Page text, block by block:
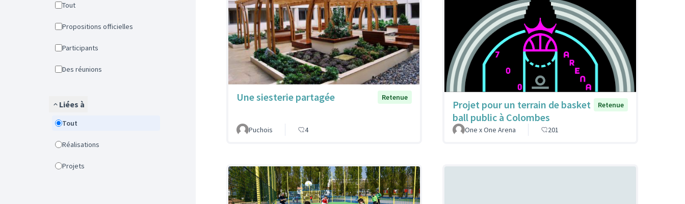
Tout
Propositions officielles
Participants
Des réunions
Liées à
Tout
Réalisations
Projets
Une siesterie partagée Retenue
Puchois 4
Projet pour un terrain de basket
ball public à Colombes
Retenue
One x One Arena 201